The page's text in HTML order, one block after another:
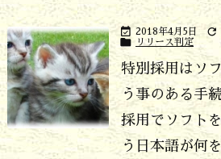
 2018年4月5日 
 リリース判定
特別採用はソ
う事のある手
採用でソフト
う日本語が何